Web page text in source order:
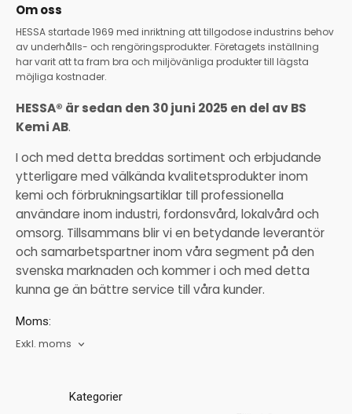
Om oss
HESSA startade 1969 med inriktning att tillgodose industrins behov
av underhålls- och rengöringsprodukter. Företagets inställning
har varit att ta fram bra och miljövänliga produkter till lägsta
möjliga kostnader.
HESSA® är sedan den 30 juni 2025 en del av BS
Kemi AB.
I och med detta breddas sortiment och erbjudande
ytterligare med välkända kvalitetsprodukter inom
kemi och förbrukningsartiklar till professionella
användare inom industri, fordonsvård, lokalvård och
omsorg. Tillsammans blir vi en betydande leverantör
och samarbetspartner inom våra segment på den
svenska marknaden och kommer i och med detta
kunna ge än bättre service till våra kunder.
Moms:
Exkl. moms
Kategorier